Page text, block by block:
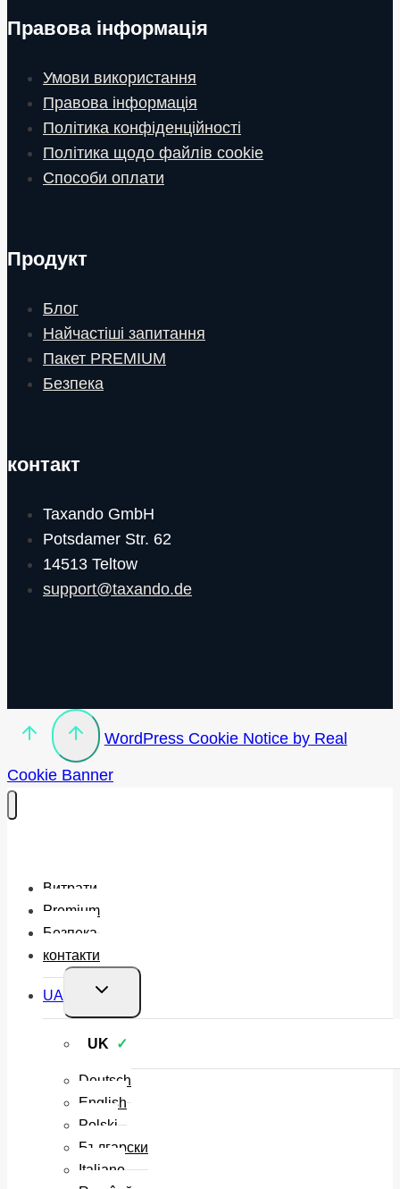
Правова інформація
Умови використання
Правова інформація
Політика конфіденційності
Політика щодо файлів cookie
Способи оплати
Продукт
Блог
Найчастіші запитання
Пакет PREMIUM
Безпека
контакт
Taxando GmbH
Potsdamer Str. 62
14513 Teltow
support@taxando.de
WordPress Cookie Notice by Real
Cookie Banner
Витрати
Premium
Безпека
контакти
UA
Перемкнути
нащадка
UK
Deutsch
English
Polski
Български
Italiano